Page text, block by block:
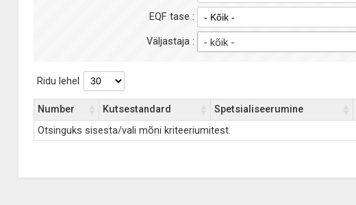
EQF tase :
Väljastaja : - kõik -
Ridu lehel
Number Kutsestandard Spetsialiseerumine
Otsinguks sisesta/vali mõni kriteeriumitest.